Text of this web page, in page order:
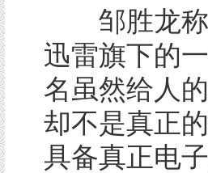
邹胜龙称
迅雷旗下的
名虽然给人
却不是真正
具备真正电